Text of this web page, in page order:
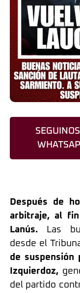
Después de
arbitraje, al
Lanús. Las
desde el
de suspensión
Izquierdoz,
del partido